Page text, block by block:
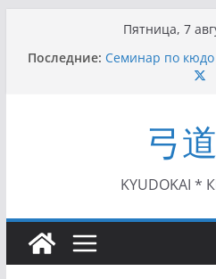
содержимому
Пятница, 7
Последние: Семинар по кюдо
Чемпионат
II Кубок Посла
Орёл (25.07.2021)
I этап Кубка
Сейдокан II
弓
KYUDOKAI